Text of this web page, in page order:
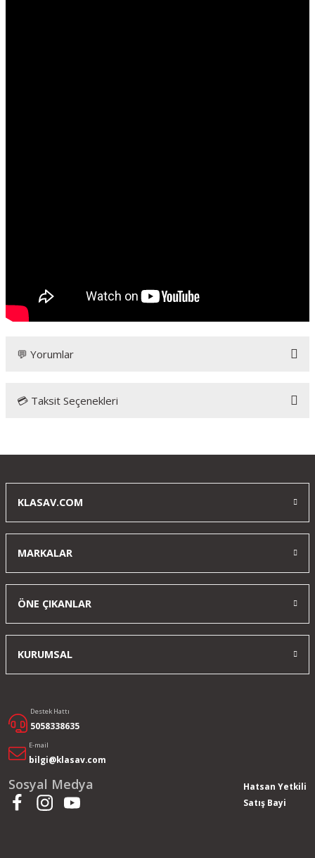
💬 Yorumlar
5.5 mm
Bu kadar kaliteli bir tüfek beklemiyordum, hem güçlü hem de
çok dayanıklı fiyat olarak uygun, çok memnun kaldım klasava
y... t... | 06/04/2025
Yorum Yaz
💳 Taksit Seçenekleri
KLASAV.COM
MARKALAR
ÖNE ÇIKANLAR
KURUMSAL
Destek Hattı
5058338635
E-mail
bilgi@klasav.com
Sosyal Medya
Hatsan Yetkili
Satış Bayi